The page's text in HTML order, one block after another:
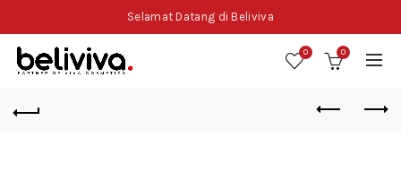
Selamat Datang di Beliviva
0 0